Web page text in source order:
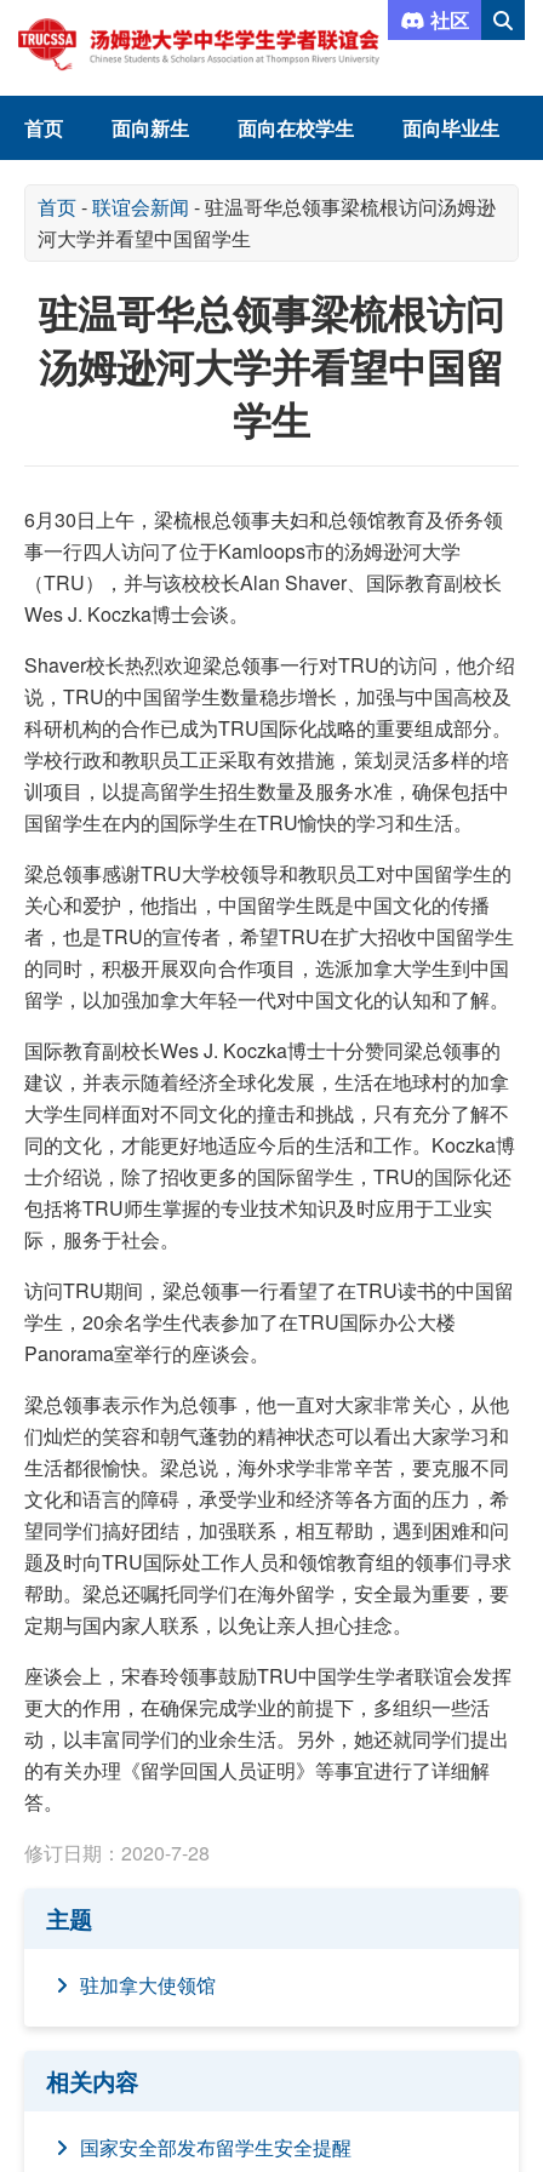
社区
首页 面向新生 面向在校学生 面向毕业生
首页-联谊会新闻 -驻温哥华总领事梁梳根访问汤姆逊
河大学并看望中国留学生
驻温哥华总领事梁梳根访问
汤姆逊河大学并看望中国留
学生
6月30日上午，梁梳根总领事夫妇和总领馆教育及侨务领
事一行四人访问了位于Kamloops市的汤姆逊河大学
（TRU），并与该校校长Alan Shaver、国际教育副校长
Wes J. Koczka博士会谈。
Shaver校长热烈欢迎梁总领事一行对TRU的访问，他介绍
说，TRU的中国留学生数量稳步增长，加强与中国高校及
科研机构的合作已成为TRU国际化战略的重要组成部分。
学校行政和教职员工正采取有效措施，策划灵活多样的培
训项目，以提高留学生招生数量及服务水准，确保包括中
国留学生在内的国际学生在TRU愉快的学习和生活。
梁总领事感谢TRU大学校领导和教职员工对中国留学生的
关心和爱护，他指出，中国留学生既是中国文化的传播
者，也是TRU的宣传者，希望TRU在扩大招收中国留学生
的同时，积极开展双向合作项目，选派加拿大学生到中国
留学，以加强加拿大年轻一代对中国文化的认知和了解。
国际教育副校长Wes J. Koczka博士十分赞同梁总领事的
建议，并表示随着经济全球化发展，生活在地球村的加拿
大学生同样面对不同文化的撞击和挑战，只有充分了解不
同的文化，才能更好地适应今后的生活和工作。Koczka博
士介绍说，除了招收更多的国际留学生，TRU的国际化还
包括将TRU师生掌握的专业技术知识及时应用于工业实
际，服务于社会。
访问TRU期间，梁总领事一行看望了在TRU读书的中国留
学生，20余名学生代表参加了在TRU国际办公大楼
Panorama室举行的座谈会。
梁总领事表示作为总领事，他一直对大家非常关心，从他
们灿烂的笑容和朝气蓬勃的精神状态可以看出大家学习和
生活都很愉快。梁总说，海外求学非常辛苦，要克服不同
文化和语言的障碍，承受学业和经济等各方面的压力，希
望同学们搞好团结，加强联系，相互帮助，遇到困难和问
题及时向TRU国际处工作人员和领馆教育组的领事们寻求
帮助。梁总还嘱托同学们在海外留学，安全最为重要，要
定期与国内家人联系，以免让亲人担心挂念。
座谈会上，宋春玲领事鼓励TRU中国学生学者联谊会发挥
更大的作用，在确保完成学业的前提下，多组织一些活
动，以丰富同学们的业余生活。另外，她还就同学们提出
的有关办理《留学回国人员证明》等事宜进行了详细解
答。
修订日期：2020-7-28
主题
驻加拿大使领馆
相关内容
国家安全部发布留学生安全提醒